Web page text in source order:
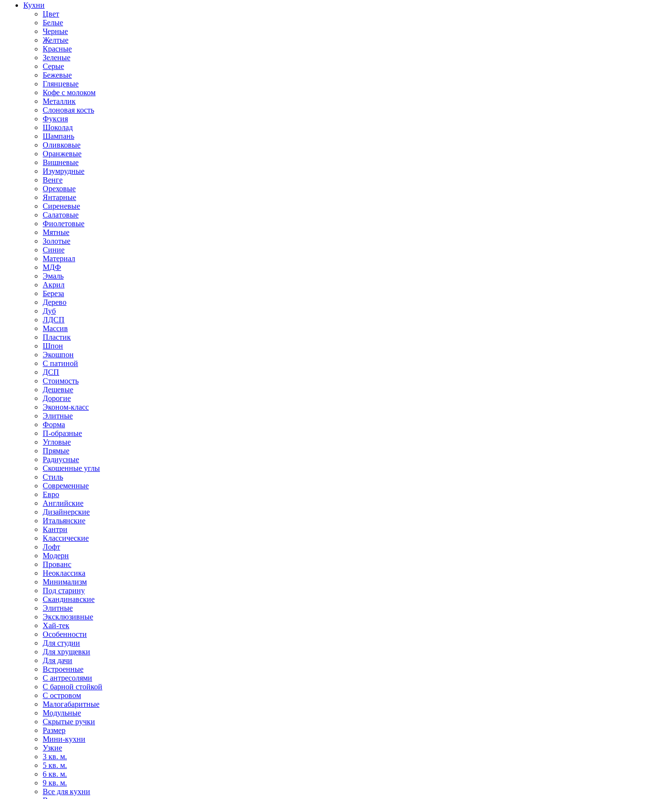
Кухни
Цвет
Белые
Черные
Желтые
Красные
Зеленые
Серые
Бежевые
Глянцевые
Кофе с молоком
Металлик
Слоновая кость
Фуксия
Шоколад
Шампань
Оливковые
Оранжевые
Вишневые
Изумрудные
Венге
Ореховые
Янтарные
Сиреневые
Салатовые
Фиолетовые
Мятные
Золотые
Синие
Материал
МДФ
Эмаль
Акрил
Береза
Дерево
Дуб
ЛДСП
Массив
Пластик
Шпон
Экошпон
С патиной
ДСП
Стоимость
Дешевые
Дорогие
Эконом-класс
Элитные
Форма
П-образные
Угловые
Прямые
Радиусные
Скошенные углы
Стиль
Современные
Евро
Английские
Дизайнерские
Итальянские
Кантри
Классические
Лофт
Модерн
Прованс
Неоклассика
Минимализм
Под старину
Скандинавские
Элитные
Эксклюзивные
Хай-тек
Особенности
Для студии
Для хрущевки
Для дачи
Встроенные
С антресолями
С барной стойкой
С островом
Малогабаритные
Модульные
Скрытые ручки
Размер
Мини-кухни
Узкие
3 кв. м.
5 кв. м.
6 кв. м.
9 кв. м.
Все для кухни